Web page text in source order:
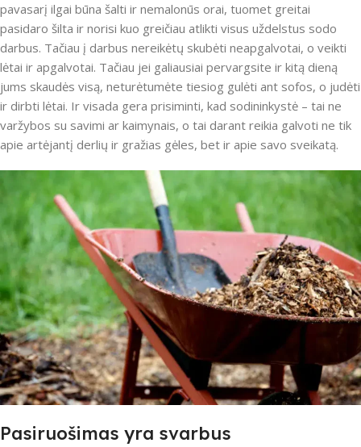
pavasarį ilgai būna šalti ir nemalonūs orai, tuomet greitai
pasidaro šilta ir norisi kuo greičiau atlikti visus uždelstus sodo
darbus. Tačiau į darbus nereikėtų skubėti neapgalvotai, o veikti
lėtai ir apgalvotai. Tačiau jei galiausiai pervargsite ir kitą dieną
jums skaudės visą, neturėtumėte tiesiog gulėti ant sofos, o judėti
ir dirbti lėtai. Ir visada gera prisiminti, kad sodininkystė – tai ne
varžybos su savimi ar kaimynais, o tai darant reikia galvoti ne tik
apie artėjantį derlių ir gražias gėles, bet ir apie savo sveikatą.
Pasiruošimas yra svarbus